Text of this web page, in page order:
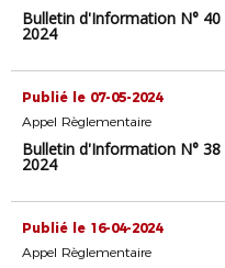
Bulletin d'Information N°
2024
Publié le 07-05-2024
Appel Règlementaire
Bulletin d'Information N°
2024
Publié le 16-04-2024
Appel Règlementaire